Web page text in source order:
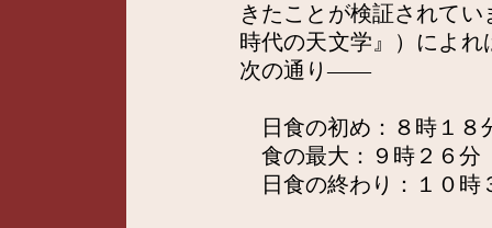
きたことが検証されて
時代の天文学』）によ
次の通り――
日食の初め：８時１８
食の最大：９時２６分
日食の終わり：１０時